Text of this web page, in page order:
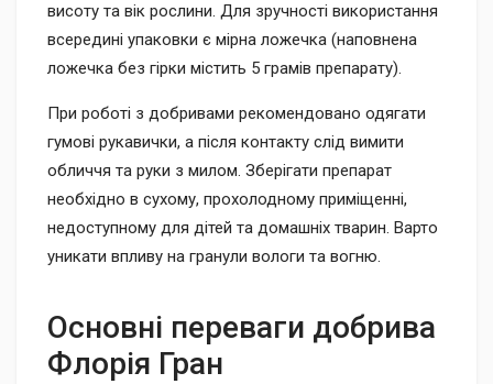
висоту та вік рослини. Для зручності використання
всередині упаковки є мірна ложечка (наповнена
ложечка без гірки містить 5 грамів препарату).
При роботі з добривами рекомендовано одягати
гумові рукавички, а після контакту слід вимити
обличчя та руки з милом. Зберігати препарат
необхідно в сухому, прохолодному приміщенні,
недоступному для дітей та домашніх тварин. Варто
уникати впливу на гранули вологи та вогню.
Основні переваги добрива
Флорія Гран